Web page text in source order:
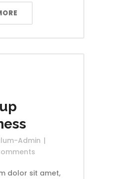
Admin
dolor sit amet,